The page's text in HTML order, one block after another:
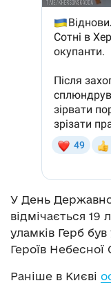
У День
відмічається
уламків Герб
Героїв Небесної
Раніше в Києві